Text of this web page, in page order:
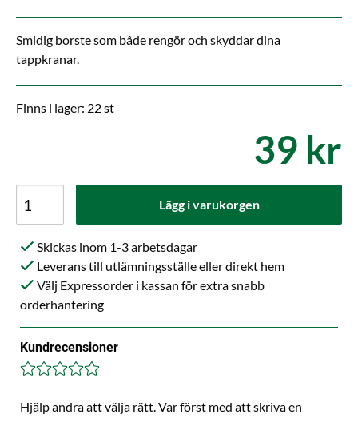
Smidig borste som både rengör och skyddar dina
tappkranar.
Finns i lager: 22 st
39 kr
Lägg i varukorgen
Skickas inom 1-3 arbetsdagar
Leverans till utlämningsställe eller direkt hem
Välj Expressorder i kassan för extra snabb
orderhantering
Kundrecensioner
Hjälp andra att välja rätt. Var först med att skriva en